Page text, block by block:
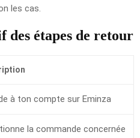
les cas.
des étapes de retour
à ton compte sur Eminza
la commande concernée